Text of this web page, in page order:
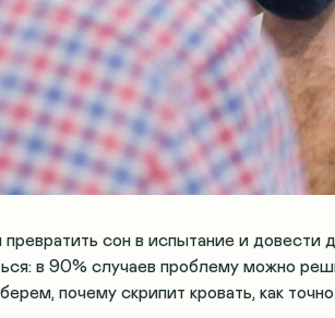
превратить сон в испытание и
в 90% случаев проблему можно
почему скрипит кровать, как